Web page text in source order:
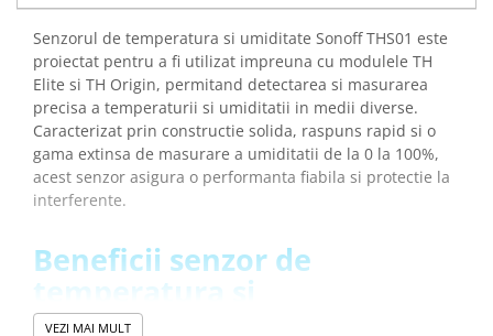
Senzorul de temperatura si umiditate Sonoff THS01 este
proiectat pentru a fi utilizat impreuna cu modulele TH
Elite si TH Origin, permitand detectarea si masurarea
precisa a temperaturii si umiditatii in medii diverse.
Caracterizat prin constructie solida, raspuns rapid si o
gama extinsa de masurare a umiditatii de la 0 la 100%,
acest senzor asigura o performanta fiabila si protectie la
interferente.
Beneficii senzor de
temperatura si
umiditate, Sonof THS01:
VEZI MAI MULT